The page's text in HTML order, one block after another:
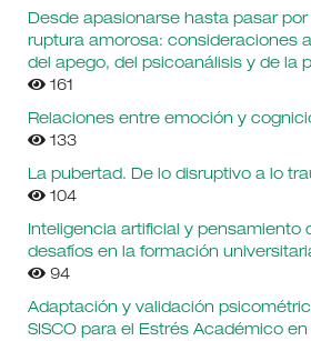
Desde apasionarse hasta pasar
ruptura amorosa: consideraciones
del apego, del psicoanálisis y de la
161
Relaciones entre emoción y
133
La pubertad. De lo disruptivo a lo
104
Inteligencia artificial y pensamiento
desafíos en la formación
94
Adaptación y validación
SISCO para el Estrés Académico